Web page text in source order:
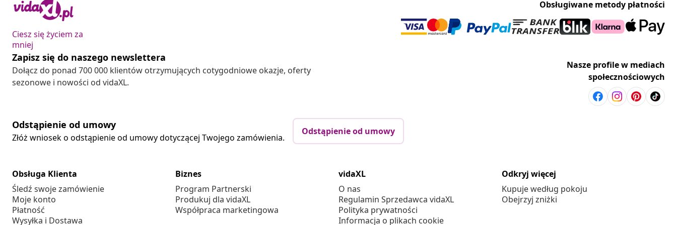
Ciesz się życiem za
mniej
Obsługiwane metody płatności
Zapisz się do naszego newslettera
Dołącz do ponad 700 000 klientów otrzymujących cotygodniowe okazje, oferty
sezonowe i nowości od vidaXL.
Nasze profile w mediach
społecznościowych
Odstąpienie od umowy
Złóż wniosek o odstąpienie od umowy dotyczącej Twojego zamówienia.
Odstąpienie od umowy
Obsługa Klienta
Śledź swoje zamówienie
Moje konto
Płatność
Wysyłka i Dostawa
Biznes
Program Partnerski
Produkuj dla vidaXL
Współpraca marketingowa
vidaXL
O nas
Regulamin Sprzedawca vidaXL
Polityka prywatności
Informacja o plikach cookie
Odkryj więcej
Kupuje według pokoju
Obejrzyj zniżki